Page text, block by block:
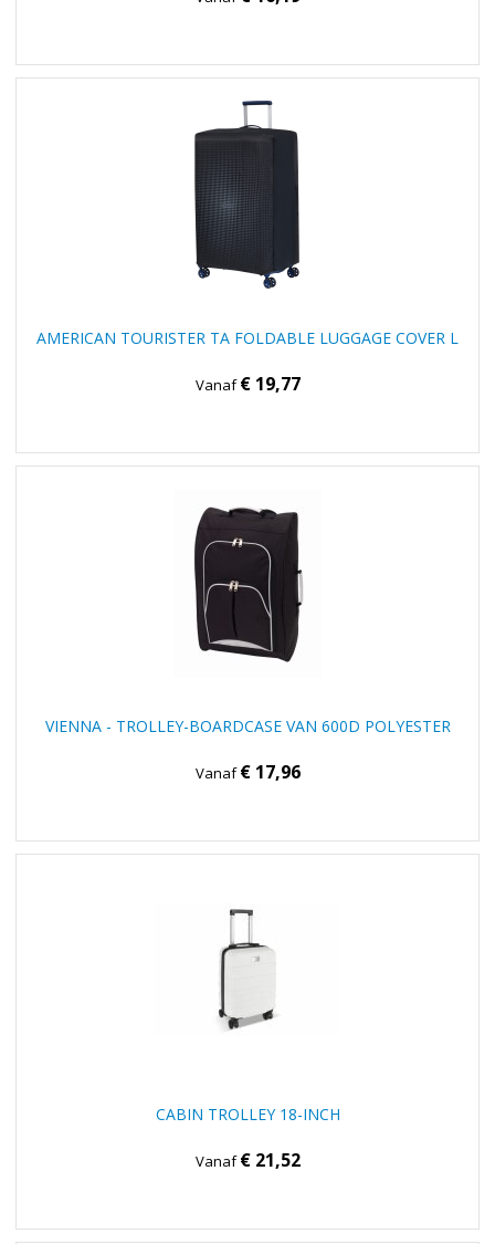
AMERICAN TOURISTER TA FOLDABLE LUGGAGE COVER L
Vanaf€ 19,77
VIENNA - TROLLEY-BOARDCASE VAN 600D POLYESTER
Vanaf€ 17,96
CABIN TROLLEY 18-INCH
Vanaf€ 21,52